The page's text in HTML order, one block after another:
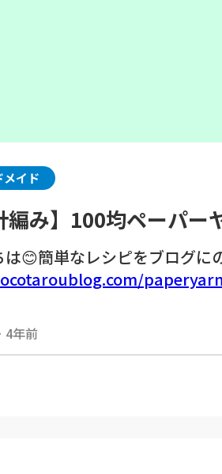
メイド
編み】100均ペーパー
😊簡単なレシピをブログに
編み方もブログに編み図をの
4年前